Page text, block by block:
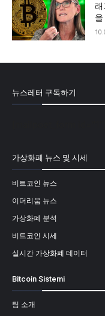
래
뉴스레터 구독하기
가상화폐 뉴스 및 시세
비트코인 뉴스
이더리움 뉴스
가상화폐 분석
비트코인 시세
실시간 가상화폐 데이터
Bitcoin Sistemi
팀 소개